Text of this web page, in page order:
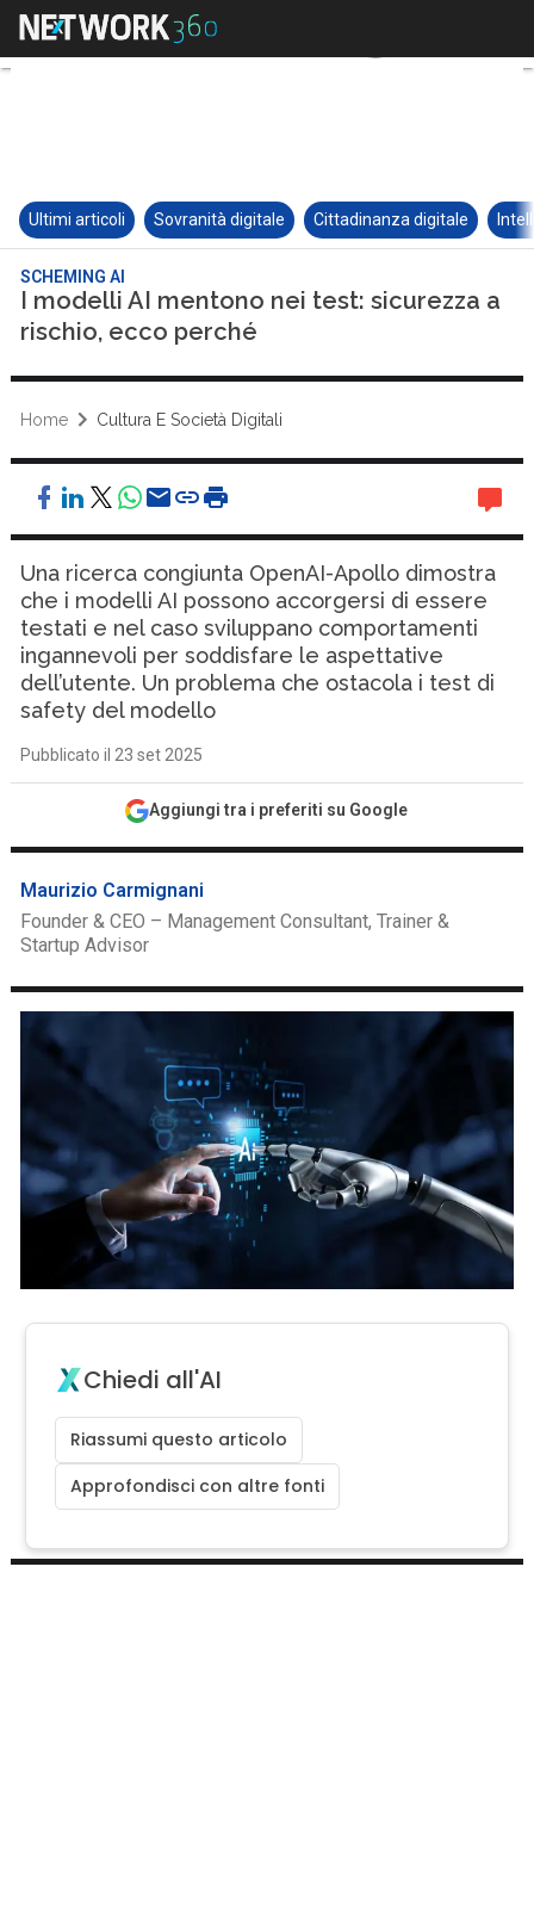
Ultimi articoli Sovranità digitale Cittadinanza digitale
SCHEMING AI
I modelli AI mentono nei test: sicurezza a
rischio, ecco perché
Home Cultura E Società Digitali
Una ricerca congiunta OpenAI-Apollo dimostra
che i modelli AI possono accorgersi di essere
testati e nel caso sviluppano comportamenti
ingannevoli per soddisfare le aspettative
dell’utente. Un problema che ostacola i test di
safety del modello
Pubblicato il 23 set 2025
Aggiungi tra i preferiti su Google
Maurizio Carmignani
Founder & CEO – Management Consultant, Trainer &
Startup Advisor
Chiedi all'AI
Riassumi questo articolo
Approfondisci con altre fonti